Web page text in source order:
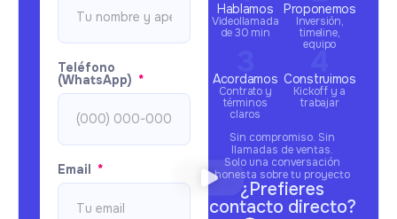
Teléfono
(WhatsApp)
Email
Hablamos
Videollamada
de 30 min
Proponemos
Inversión,
timeline,
equipo
Acordamos
Contrato y
términos
claros
Construimos
Kickoff y a
trabajar
Sin compromiso. Sin
llamadas de ventas.
Solo una conversación
honesta sobre tu proyecto
¿Prefieres
contacto directo?